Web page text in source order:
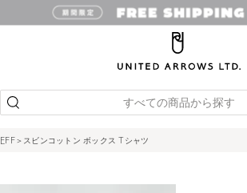
すべての商品から探す
＞スビンコットン ボックス Tシャツ